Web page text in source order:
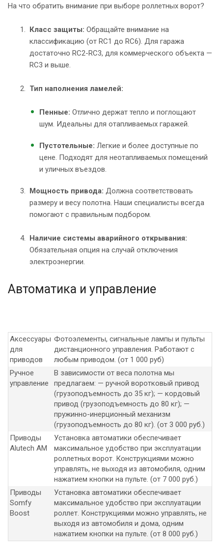
На что обратить внимание при выборе роллетных ворот?
Класс защиты: Обращайте внимание на
классификацию (от RC1 до RC6). Для гаража
достаточно RC2-RC3, для коммерческого объекта —
RC3 и выше.
Тип наполнения ламелей:
Пенные: Отлично держат тепло и поглощают
шум. Идеальны для отапливаемых гаражей.
Пустотельные: Легкие и более доступные по
цене. Подходят для неотапливаемых помещений
и уличных въездов.
Мощность привода: Должна соответствовать
размеру и весу полотна. Наши специалисты всегда
помогают с правильным подбором.
Наличие системы аварийного открывания:
Обязательная опция на случай отключения
электроэнергии.
Автоматика и управление
Аксессуары
для
приводов
Фотоэлементы, сигнальные лампы и пульты
дистанционного управления. Работают с
любым приводом. (от 1 000 руб)
Ручное
управление
В зависимости от веса полотна мы
предлагаем: — ручной воротковый привод
(грузоподъемность до 35 кг); — кордовый
привод (грузоподъемность до 80 кг); —
пружинно-инерционный механизм
(грузоподъемность до 80 кг). (от 3 000 руб.)
Приводы
Alutech AM
Установка автоматики обеспечивает
максимальное удобство при эксплуатации
роллетных ворот. Конструкциями можно
управлять, не выходя из автомобиля, одним
нажатием кнопки на пульте. (от 7 000 руб.)
Приводы
Somfy
Boost
Установка автоматики обеспечивает
максимальное удобство при эксплуатации
роллет. Конструкциями можно управлять, не
выходя из автомобиля и дома, одним
нажатием кнопки на пульте. (от 8 000 руб.)